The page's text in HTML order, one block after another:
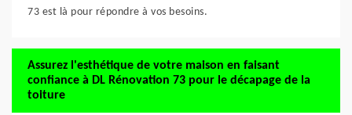
73 est là pour répondre à vos besoins.
Assurez l'esthétique de votre maison en faisant
confiance à DL Rénovation 73 pour le décapage de la
toiture